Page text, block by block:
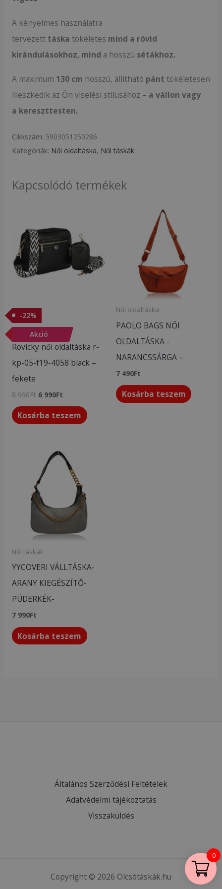
A kényelmes használatra
tervezett táska tökéletes mind a rövid
kirándulásokhoz, mind a hosszú sétákhoz.
A maximum 130 cm hosszú, állítható pánt tökéletesen
illeszkedik az Ön viselési stílusához – a vállon vagy
a kereszttesten.
Cikkszám: 5903051250286
Kategóriák: Női oldaltáska, Női táskák
Kapcsolódó termékek
-22%
-22%
Akció
Akciós termékek
Rovicky női oldaltáska r-
kp-05-f19-4058 black –
fekete
8 990Ft
was:
8
990Ft.
6 990Ft
is:
990Ft.
Kosárba teszem
Női oldaltáska
PAOLO BAGS NŐI
OLDALTÁSKA -
NARANCSSÁRGA –
7 490Ft
Kosárba teszem
Női táskák
YYCOVERI VÁLLTÁSKA-
ARANY KIEGÉSZÍTŐ-
PÚDERKÉK-
7 990Ft
Kosárba teszem
Általános Szerződési Feltételek
Adatvédelmi tájékoztatás
Visszaküldés
Copyright © 2026 Olcsótáskák.hu
0